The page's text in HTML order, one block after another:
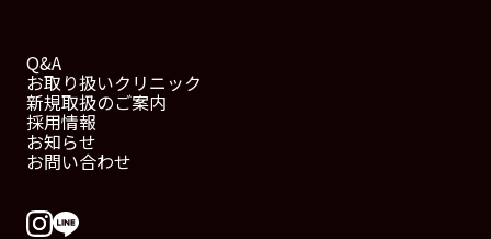
Q&A
お取り扱いクリニック
新規取扱のご案内
採用情報
お知らせ
お問い合わせ